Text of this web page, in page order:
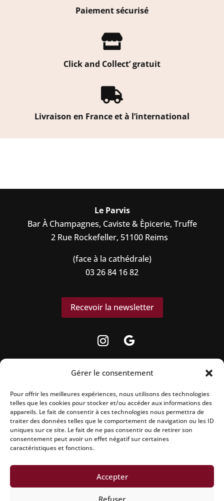
Gérer le consentement
Pour offrir les meilleures expériences, nous utilisons des technologies
telles que les cookies pour stocker et/ou accéder aux informations des
appareils. Le fait de consentir à ces technologies nous permettra de
traiter des données telles que le comportement de navigation ou les ID
uniques sur ce site. Le fait de ne pas consentir ou de retirer son
consentement peut avoir un effet négatif sur certaines
caractéristiques et fonctions.
Accepter
Refuser
Paiement sécurisé

Click and Collect’ gratuit

Livraison en France et à l’international
Le Parvis
Bar À Champagnes, Caviste & Èpicerie, Truffe
2 Rue Rockefeller, 51100 Reims
(face à la cathédrale)
03 26 84 16 82
Recevoir la newsletter
La vente d’alcool est strictement interdite aux
mineurs.
L’abus d’alcool est dangereux pour la santé, à
consommer avec modération.
Politique de confidentialité